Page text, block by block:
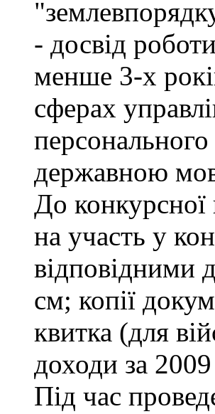
- досвід
менше 3-х
сферах
державною
До конкурсної
на участь у
відповідними
см; копії
квитка (для
доходи за 2009
Під час